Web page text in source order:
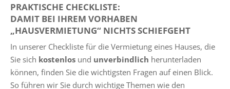
PRAKTISCHE CHECKLISTE:
DAMIT BEI IHREM VORHABEN
„HAUSVERMIETUNG“ NICHTS SCHIEFGEHT
In unserer Checkliste für die Vermietung eines Hauses, die
Sie sich kostenlos und unverbindlich herunterladen
können, finden Sie die wichtigsten Fragen auf einen Blick.
So führen wir Sie durch wichtige Themen wie den